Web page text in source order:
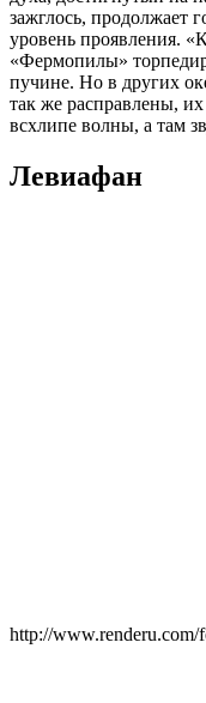
зажглось, продолжает
уровень проявления.
«Фермопилы»
пучине. Но в других
так же расправлены,
всхлипе волны, а там
Левиафан
http://